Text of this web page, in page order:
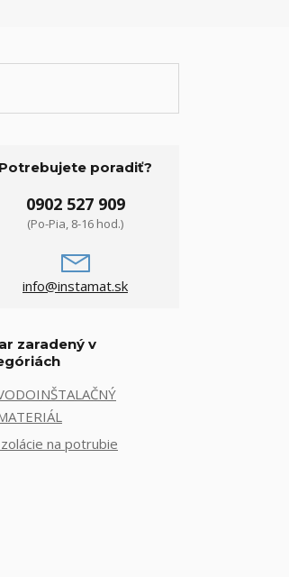
Potrebujete poradiť?
0902 527 909
(Po-Pia, 8-16 hod.)
info@instamat.sk
zaradený v
na potrubie